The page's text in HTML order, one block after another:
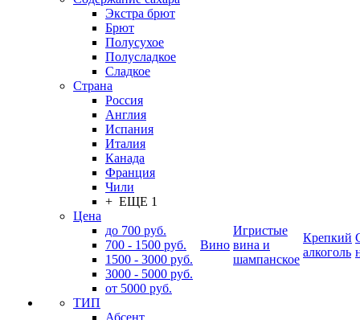
Экстра брют
Брют
Полусухое
Полусладкое
Сладкое
Страна
Россия
Англия
Испания
Италия
Канада
Франция
Чили
+ ЕЩЕ 1
Цена
до 700 руб.
700 - 1500 руб.
1500 - 3000 руб.
3000 - 5000 руб.
от 5000 руб.
ТИП
Абсент
Вино
Игристые
вина и
шампанское
Крепкий
алкоголь